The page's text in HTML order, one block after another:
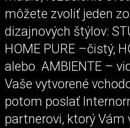
môžete zvoliť jeden
dizajnových štýlov:
HOME PURE –čistý,
alebo AMBIENTE –
Vaše vytvorené
potom poslať
partnerovi, ktorý Vám